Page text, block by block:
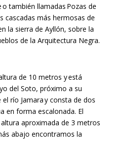
o también llamadas Pozas de
cascadas más hermosas de
la sierra de Ayllón, sobre la
de la Arquitectura Negra.
de 10 metros yestá
del Soto, próximo a su
río Jamaray consta de dos
en forma escalonada. El
aproximada de 3 metros
abajo encontramos la